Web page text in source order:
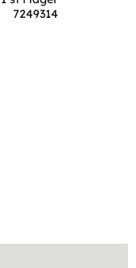
7249314